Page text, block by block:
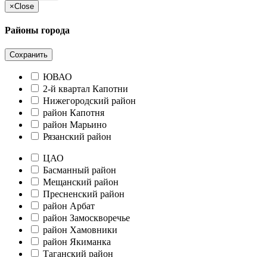
×Close
Районы города
Сохранить
ЮВАО
2-й квартал Капотни
Нижегородский район
район Капотня
район Марьино
Рязанский район
ЦАО
Басманный район
Мещанский район
Пресненский район
район Арбат
район Замоскворечье
район Хамовники
район Якиманка
Таганский район